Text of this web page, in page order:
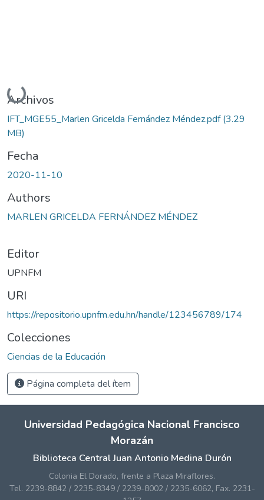
Cargando...
Archivos
IFT_MGE55_Marlen Gricelda Fernández Méndez.pdf(3.29
MB)
Fecha
2020-11-10
Authors
MARLEN GRICELDA FERNÁNDEZ MÉNDEZ
Editor
UPNFM
URI
https://repositorio.upnfm.edu.hn/handle/123456789/174
Colecciones
Ciencias de la Educación
Página completa del ítem
Universidad Pedagógica Nacional Francisco
Morazán
Biblioteca Central Juan Antonio Medina Durón
Colonia El Dorado, frente a Plaza Miraflores.
Tel. 2239-8842 / 2235-8349 / 2239-8002 / 2235-6062, Fax. 2231-